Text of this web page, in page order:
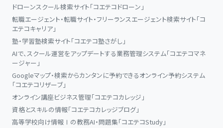
ドローンスクール検索サイト「コエテコドローン」
転職エージェント・転職サイト・フリーランスエージェント検索サイト「コ
エテコキャリア」
塾・学習塾検索サイト「コエテコ塾さがし」
AIで、スクール運営をアップデートする業務管理システム「コエテコマネ
ージャー」
Googleマップ・検索からカンタンに予約できるオンライン予約システム
「コエテコリザーブ」
オンライン講座ビジネス管理「コエテコカレッジ」
資格とスキルの情報「コエテコカレッジブログ」
高等学校向け情報Ⅰの教務AI・問題集「コエテコStudy」